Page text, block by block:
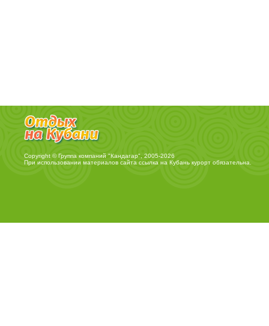
Copyright © Группа компаний "Кандагар", 2005-2026
При использовании материалов сайта ссылка на Кубань курортобязательна.